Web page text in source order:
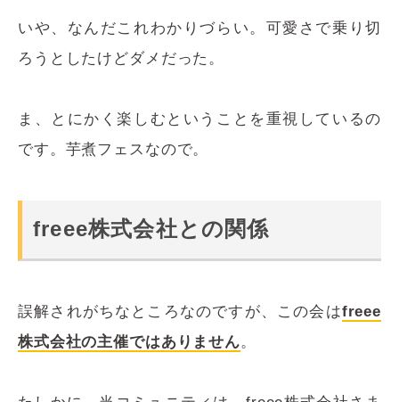
いや、なんだこれわかりづらい。可愛さで乗り切
ろうとしたけどダメだった。
ま、とにかく楽しむということを重視しているの
です。芋煮フェスなので。
freee株式会社との関係
誤解されがちなところなのですが、この会はfreee
株式会社の主催ではありません。